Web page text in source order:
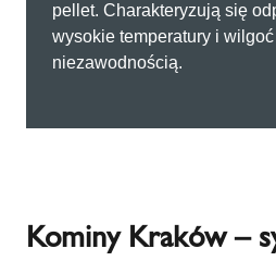
pellet. Charakteryzują się
wysokie temperatury i
niezawodnością.
Kominy Kraków –